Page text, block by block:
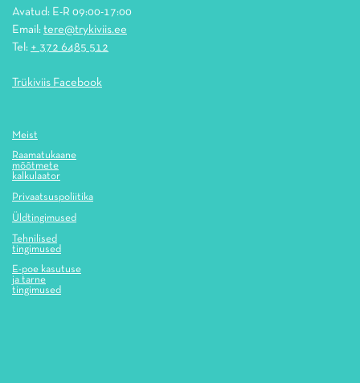
Avatud: E-R 09:00-17:00
Email: tere@trykiviis.ee
Tel: + 372 6485 512
Trükiviis Facebook
Meist
Raamatukaane
mõõtmete
kalkulaator
Privaatsuspoliitika
Üldtingimused
Tehnilised
tingimused
E-poe kasutuse
ja tarne
tingimused